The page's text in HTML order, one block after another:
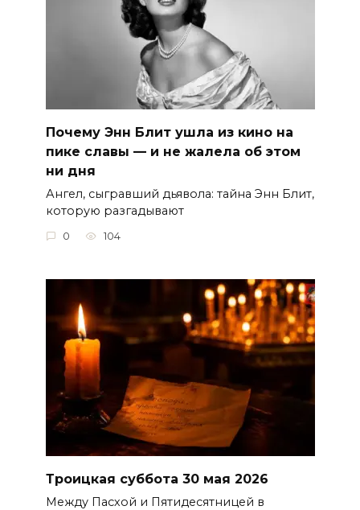
Почему Энн Блит ушла из кино на
пике славы — и не жалела об этом
ни дня
Ангел, сыгравший дьявола: тайна Энн Блит,
которую разгадывают
0 104
Троицкая суббота 30 мая 2026
Между Пасхой и Пятидесятницей в